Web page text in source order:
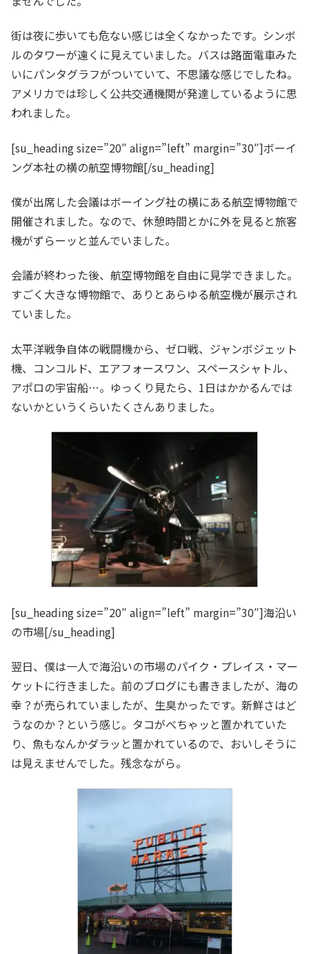
街は夜に歩いても危ない感じは全くなかったです。シンボ
ルのタワーが遠くに見えていました。バスは路面電車みた
いにパンタグラフがついていて、不思議な感じでしたね。
アメリカでは珍しく公共交通機関が発達しているように思
われました。
[su_heading size=”20″ align=”left” margin=”30″]ボーイ
ング本社の横の航空博物館[/su_heading]
僕が出席した会議はボーイング社の横にある航空博物館で
開催されました。なので、休憩時間とかに外を見ると旅客
機がずらーッと並んでいました。
会議が終わった後、航空博物館を自由に見学できました。
すごく大きな博物館で、ありとあらゆる航空機が展示され
ていました。
太平洋戦争自体の戦闘機から、ゼロ戦、ジャンボジェット
機、コンコルド、エアフォースワン、スペースシャトル、
アポロの宇宙船…。ゆっくり見たら、1日はかかるんでは
ないかというくらいたくさんありました。
[su_heading size=”20″ align=”left” margin=”30″]海沿い
の市場[/su_heading]
翌日、僕は一人で海沿いの市場のパイク・プレイス・マー
ケットに行きました。前のブログにも書きましたが、海の
幸？が売られていましたが、生臭かったです。新鮮さはど
うなのか？という感じ。タコがべちゃッと置かれていた
り、魚もなんかダラッと置かれているので、おいしそうに
は見えませんでした。残念ながら。